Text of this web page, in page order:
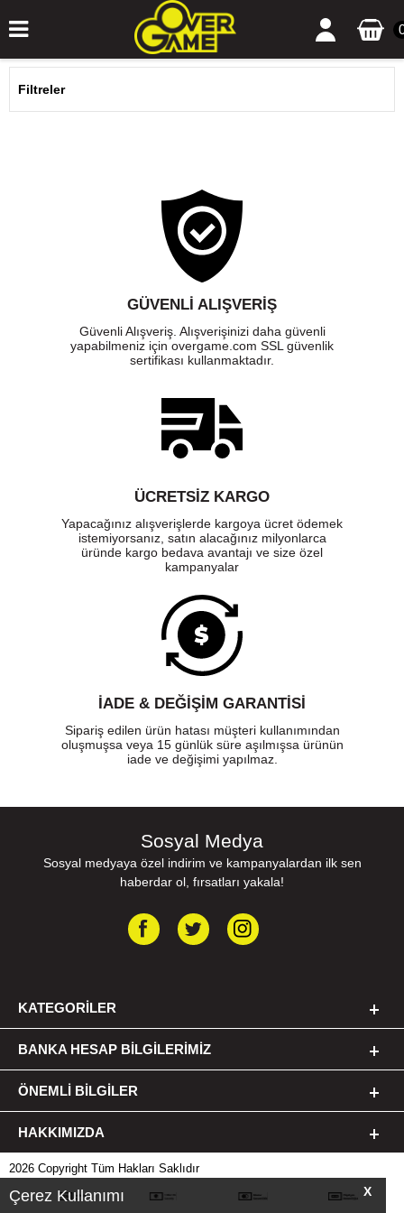
X
Çerez Kullanımı
Filtreler
GÜVENLI ALIŞVERIŞ
Güvenli Alışveriş. Alışverişinizi daha güvenli
yapabilmeniz için overgame.com SSL güvenlik
sertifikası kullanmaktadır.
ÜCRETSIZ KARGO
Yapacağınız alışverişlerde kargoya ücret ödemek
istemiyorsanız, satın alacağınız milyonlarca
üründe kargo bedava avantajı ve size özel
kampanyalar
İADE & DEĞİŞİM GARANTİSİ
Sipariş edilen ürün hatası müşteri kullanımından
oluşmuşsa veya 15 günlük süre aşılmışsa ürünün
iade ve değişimi yapılmaz.
Sosyal Medya
Sosyal medyaya özel indirim ve kampanyalardan ilk sen
haberdar ol, fırsatları yakala!
KATEGORILER
BANKA HESAP BILGILERIMIZ
ÖNEMLI BILGILER
HAKKIMIZDA
2026 Copyright Tüm Hakları Saklıdır